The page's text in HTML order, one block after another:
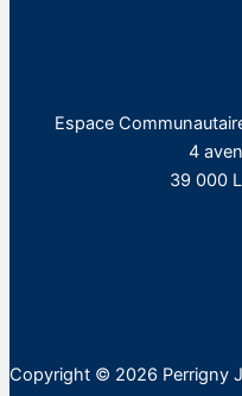
Espace
4
39 000
Copyright © 2026 Perrigny